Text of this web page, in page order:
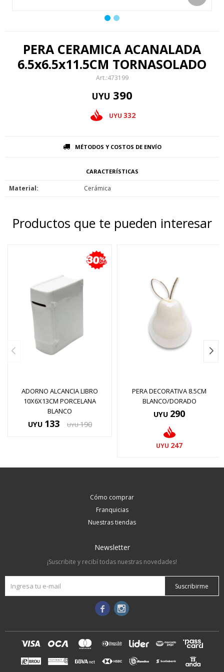
PERA CERAMICA ACANALADA
6.5x6.5x11.5CM TORNASOLADO
473199
UYU 390
UYU 332
MÉTODOS Y COSTOS DE ENVÍO
CARACTERÍSTICAS
Material Cerámica
Productos que te pueden interesar
ADORNO ALCANCIA LIBRO
10X6X13CM PORCELANA
BLANCO
UYU 133 UYU 190
PERA DECORATIVA 8.5CM
BLANCO/DORADO
UYU 290
UYU 247
Cómo comprar
Franquicias
Nuestras tiendas
Newsletter
¡Suscribite y recibí todas nuestras novedades!
Suscribirme
 